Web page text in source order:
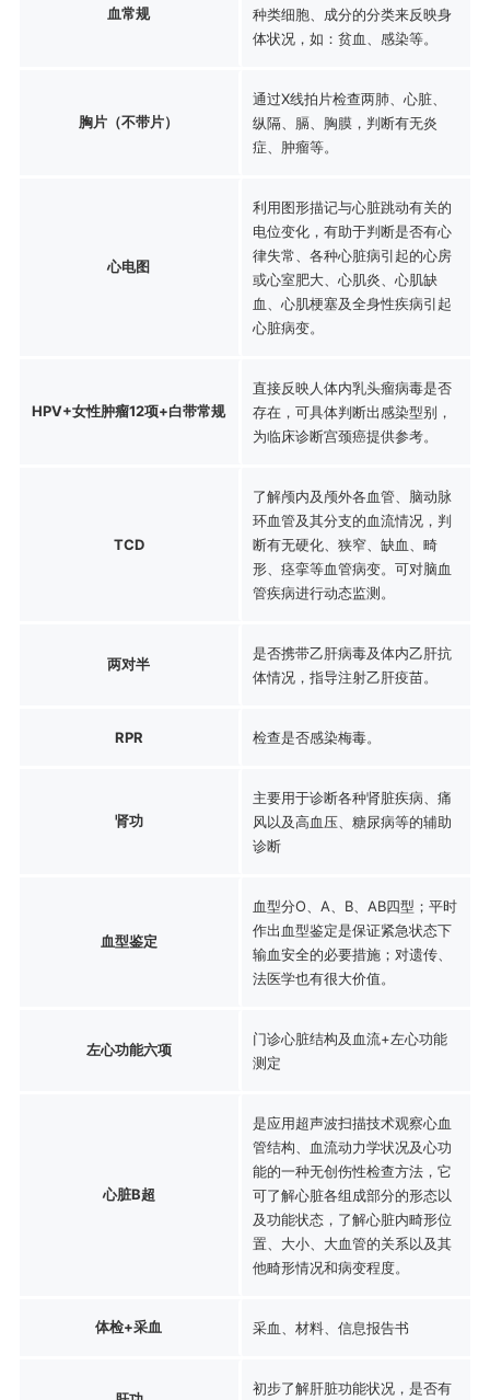
血常规
种类细胞、成分的分类来反映身
体状况，如：贫血、感染等。
胸片（不带片）
通过X线拍片检查两肺、心脏、
纵隔、膈、胸膜，判断有无炎
症、肿瘤等。
心电图
利用图形描记与心脏跳动有关的
电位变化，有助于判断是否有心
律失常、各种心脏病引起的心房
或心室肥大、心肌炎、心肌缺
血、心肌梗塞及全身性疾病引起
心脏病变。
HPV+女性肿瘤12项+白带常规
直接反映人体内乳头瘤病毒是否
存在，可具体判断出感染型别，
为临床诊断宫颈癌提供参考。
TCD
了解颅内及颅外各血管、脑动脉
环血管及其分支的血流情况，判
断有无硬化、狭窄、缺血、畸
形、痉挛等血管病变。可对脑血
管疾病进行动态监测。
两对半
是否携带乙肝病毒及体内乙肝抗
体情况，指导注射乙肝疫苗。
RPR 检查是否感染梅毒。
肾功
主要用于诊断各种肾脏疾病、痛
风以及高血压、糖尿病等的辅助
诊断
血型鉴定
血型分O、A、B、AB四型；平时
作出血型鉴定是保证紧急状态下
输血安全的必要措施；对遗传、
法医学也有很大价值。
左心功能六项
门诊心脏结构及血流+左心功能
测定
心脏B超
是应用超声波扫描技术观察心血
管结构、血流动力学状况及心功
能的一种无创伤性检查方法，它
可了解心脏各组成部分的形态以
及功能状态，了解心脏内畸形位
置、大小、大血管的关系以及其
他畸形情况和病变程度。
体检+采血 采血、材料、信息报告书
初步了解肝脏功能状况，是否有